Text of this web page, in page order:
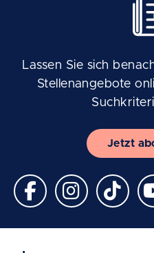
Lassen Sie sich
Stellenangebote
Jetzt